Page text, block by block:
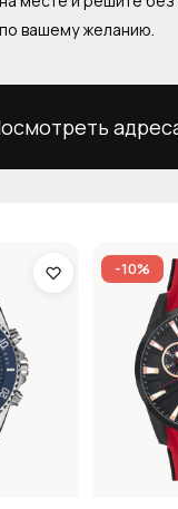
вашему желанию.
-10%